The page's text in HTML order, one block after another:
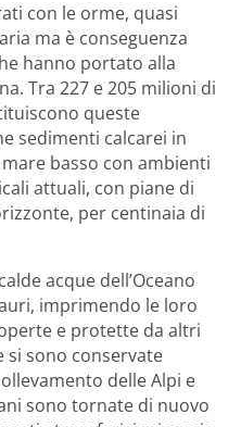
con le orme, quasi
ma è conseguenza
hanno portato alla
Tra 227 e 205 milioni di
queste
sedimenti calcarei in
basso con ambienti
attuali, con piane di
per centinaia di
acque dell’Oceano
imprimendo le loro
e protette da altri
si sono conservate
delle Alpi e
sono tornate di nuovo